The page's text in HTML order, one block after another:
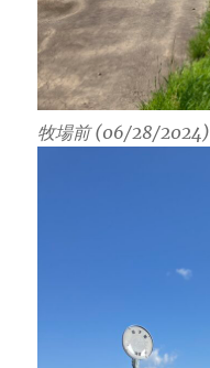
牧場前 (06/28/2024)